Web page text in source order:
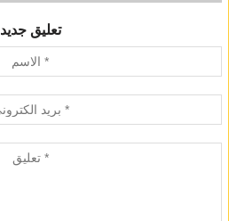
تعليق جديد